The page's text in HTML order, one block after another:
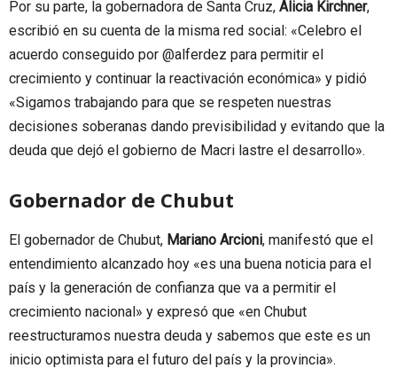
Por su parte, la gobernadora de Santa Cruz, Alicia Kirchner,
escribió en su cuenta de la misma red social: «Celebro el
acuerdo conseguido por @alferdez para permitir el
crecimiento y continuar la reactivación económica» y pidió
«Sigamos trabajando para que se respeten nuestras
decisiones soberanas dando previsibilidad y evitando que la
deuda que dejó el gobierno de Macri lastre el desarrollo».
Gobernador de Chubut
El gobernador de Chubut, Mariano Arcioni, manifestó que el
entendimiento alcanzado hoy «es una buena noticia para el
país y la generación de confianza que va a permitir el
crecimiento nacional» y expresó que «en Chubut
reestructuramos nuestra deuda y sabemos que este es un
inicio optimista para el futuro del país y la provincia».